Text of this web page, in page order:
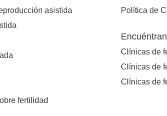
asistida
fertilidad
Política de
Clínicas de
Clínicas de
Clínicas de